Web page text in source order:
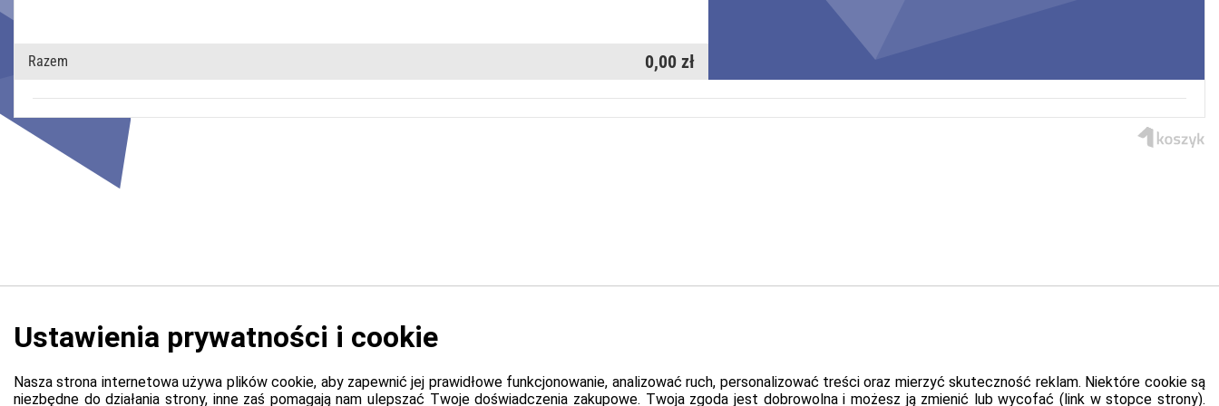
Razem 0,00 zł